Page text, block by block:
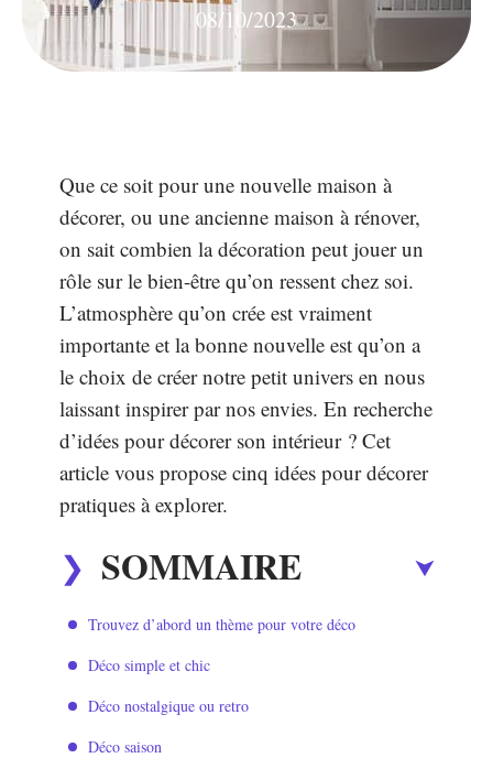
08/10/2023
Que ce soit pour une nouvelle maison à
décorer, ou une ancienne maison à rénover,
on sait combien la décoration peut jouer un
rôle sur le bien-être qu’on ressent chez soi.
L’atmosphère qu’on crée est vraiment
importante et la bonne nouvelle est qu’on a
le choix de créer notre petit univers en nous
laissant inspirer par nos envies. En recherche
d’idées pour décorer son intérieur ? Cet
article vous propose cinq idées pour décorer
pratiques à explorer.
SOMMAIRE
Trouvez d’abord un thème pour votre déco
Déco simple et chic
Déco nostalgique ou retro
Déco saison